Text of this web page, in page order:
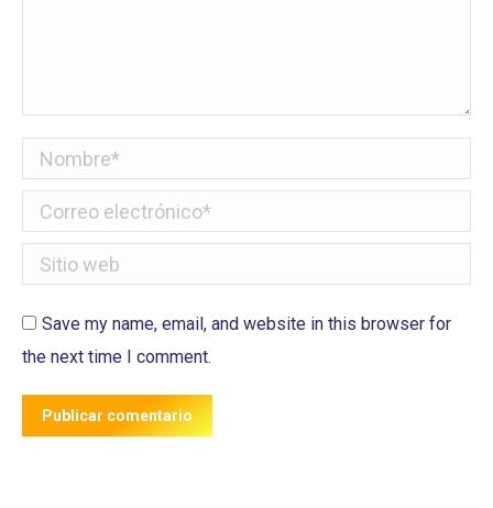
Nombre *
Correo electrónico *
Sitio web
Save my name, email, and website in this browser for
the next time I comment.
Publicar comentario